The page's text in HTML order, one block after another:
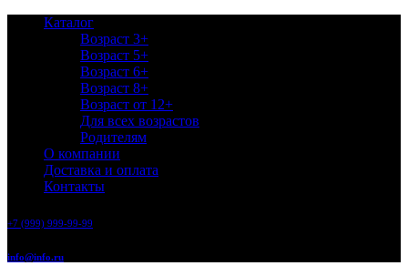
Каталог
Возраст 3+
Возраст 5+
Возраст 6+
Возраст 8+
Возраст от 12+
Для всех возрастов
Родителям
О компании
Доставка и оплата
Контакты
+7 (999) 999-99-99
info@info.ru